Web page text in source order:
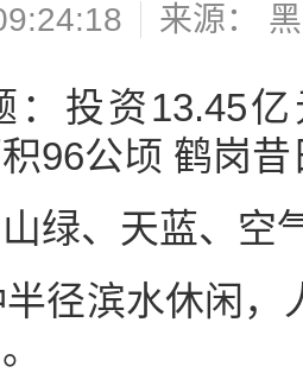
来源：
资13.45亿
96公顷 鹤岗昔
、天蓝、空
滨水休闲，